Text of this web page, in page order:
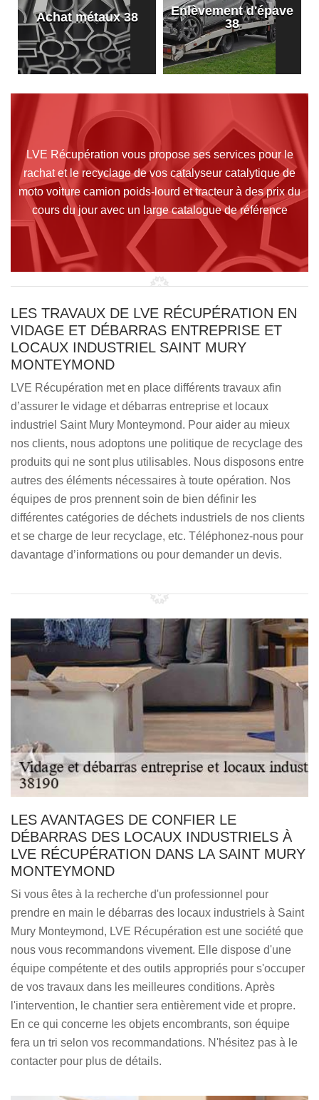
Achat métaux 38
Enlèvement d'épave
38
LVE Récupération vous propose ses services pour le
rachat et le recyclage de vos catalyseur catalytique de
moto voiture camion poids-lourd et tracteur à des prix du
cours du jour avec un large catalogue de référence
LES TRAVAUX DE LVE RÉCUPÉRATION EN
VIDAGE ET DÉBARRAS ENTREPRISE ET
LOCAUX INDUSTRIEL SAINT MURY
MONTEYMOND
LVE Récupération met en place différents travaux afin
d’assurer le vidage et débarras entreprise et locaux
industriel Saint Mury Monteymond. Pour aider au mieux
nos clients, nous adoptons une politique de recyclage des
produits qui ne sont plus utilisables. Nous disposons entre
autres des éléments nécessaires à toute opération. Nos
équipes de pros prennent soin de bien définir les
différentes catégories de déchets industriels de nos clients
et se charge de leur recyclage, etc. Téléphonez-nous pour
davantage d’informations ou pour demander un devis.
LES AVANTAGES DE CONFIER LE
DÉBARRAS DES LOCAUX INDUSTRIELS À
LVE RÉCUPÉRATION DANS LA SAINT MURY
MONTEYMOND
Si vous êtes à la recherche d'un professionnel pour
prendre en main le débarras des locaux industriels à Saint
Mury Monteymond, LVE Récupération est une société que
nous vous recommandons vivement. Elle dispose d'une
équipe compétente et des outils appropriés pour s'occuper
de vos travaux dans les meilleures conditions. Après
l'intervention, le chantier sera entièrement vide et propre.
En ce qui concerne les objets encombrants, son équipe
fera un tri selon vos recommandations. N'hésitez pas à le
contacter pour plus de détails.